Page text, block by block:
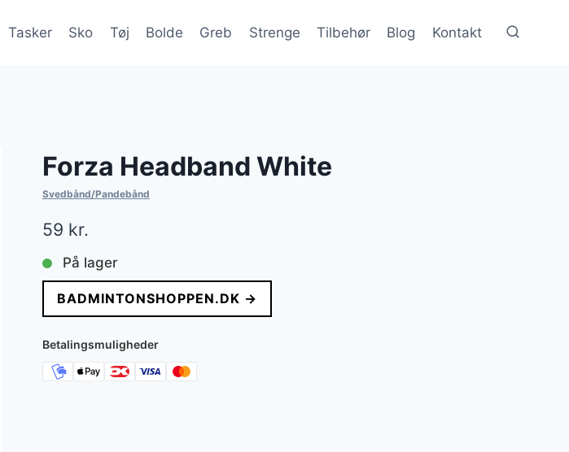
Tasker Sko Tøj Bolde Greb Strenge Tilbehør Blog Kontakt
Forza Headband White
Svedbånd/Pandebånd
59 kr.
På lager
BADMINTONSHOPPEN.DK →
Betalingsmuligheder